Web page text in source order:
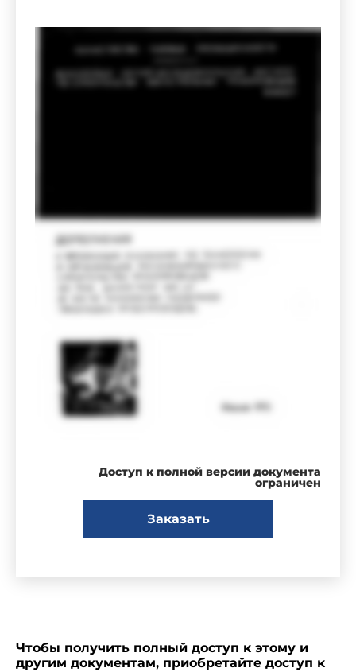
Доступ к полной версии документа
ограничен
Заказать
Чтобы получить полный доступ к этому и
другим документам, приобретайте доступ к